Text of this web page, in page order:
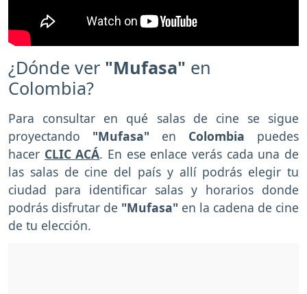
¿Dónde ver "Mufasa" en
Colombia?
Para consultar en qué salas de cine se sigue
proyectando "Mufasa" en Colombia puedes
hacer CLIC ACÁ. En ese enlace verás cada una de
las salas de cine del país y allí podrás elegir tu
ciudad para identificar salas y horarios donde
podrás disfrutar de "Mufasa" en la cadena de cine
de tu elección.